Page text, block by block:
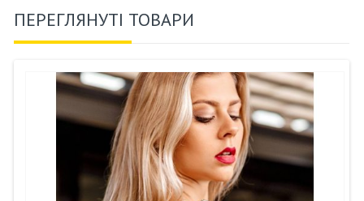
ПЕРЕГЛЯНУТІ ТОВАРИ